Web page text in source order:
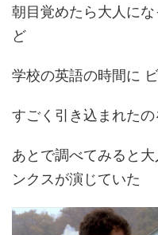
朝目覚めたら大人に
ど
学校の英語の時間に
すごく引き込まれた
あとで調べてみると
ンクスが演じていた